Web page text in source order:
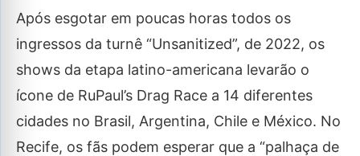
Após esgotar em poucas horas todos os
ingressos da turnê “Unsanitized”, de 2022, os
shows da etapa latino-americana levarão o
ícone de RuPaul’s Drag Race a 14 diferentes
cidades no Brasil, Argentina, Chile e México. No
Recife, os fãs podem esperar que a “palhaça de